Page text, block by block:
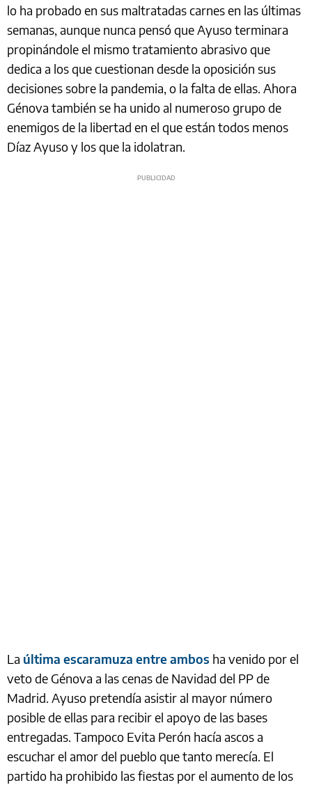
lo ha probado en sus maltratadas carnes en las últimas
semanas, aunque nunca pensó que Ayuso terminara
propinándole el mismo tratamiento abrasivo que
dedica a los que cuestionan desde la oposición sus
decisiones sobre la pandemia, o la falta de ellas. Ahora
Génova también se ha unido al numeroso grupo de
enemigos de la libertad en el que están todos menos
Díaz Ayuso y los que la idolatran.
La última escaramuza entre ambos ha venido por el
veto de Génova a las cenas de Navidad del PP de
Madrid. Ayuso pretendía asistir al mayor número
posible de ellas para recibir el apoyo de las bases
entregadas. Tampoco Evita Perón hacía ascos a
escuchar el amor del pueblo que tanto merecía. El
partido ha prohibido las fiestas por el aumento de los